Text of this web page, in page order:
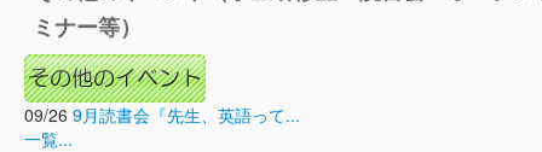
ミナー等）
09/26 9月読書会『先生、英語って...
一覧...